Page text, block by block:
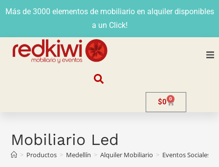
Más de 3000 elementos de mobiliario en alquiler disponibles
a un Click!
Venta
$0 0
Mobiliario Led
> Productos > Medellín > Alquiler Mobiliario > Eventos Sociales